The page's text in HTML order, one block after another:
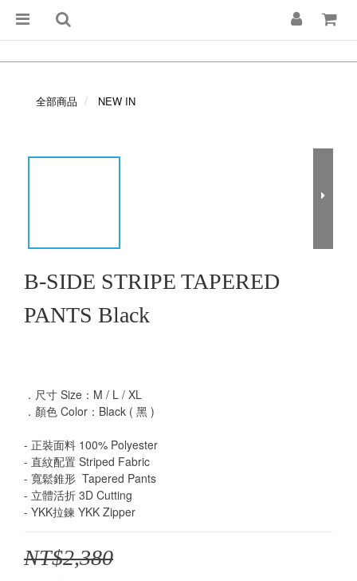
全部商品 NEW IN
B-SIDE STRIPE TAPERED
PANTS Black
．尺寸 Size：M / L / XL
．顏色 Color：Black ( 黑 )
- 正裝面料 100% Polyester
- 直紋配置 Striped Fabric
- 寬鬆錐形  Tapered Pants
- 立體活折 3D Cutting
- YKK拉鍊 YKK Zipper
NT$2,380